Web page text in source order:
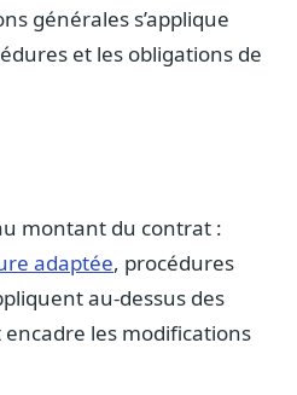
générales s’applique
et les obligations de
montant du contrat :
adaptée, procédures
au-dessus des
encadre les modifications